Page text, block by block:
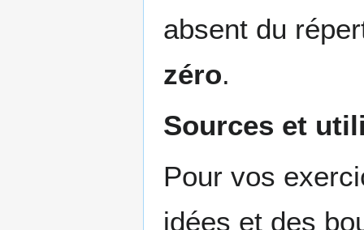
absent du
zéro.
Sources et
Pour vos
idées et des